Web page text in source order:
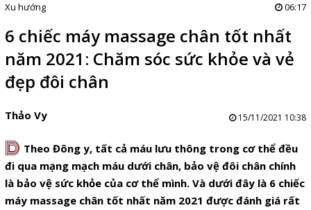
Xu hướng 06:17
6 chiếc máy massage chân tốt nhất
năm 2021: Chăm sóc sức khỏe và vẻ
đẹp đôi chân
Thảo Vy 15/11/2021 10:38
D Theo Đông y,tất cả máu lưu thông trong cơ thể đều
đi qua mạng mạch máu dưới chân, bảo vệ đôi chân chính
là bảo vệ sức khỏe của cơ thể mình. Và dưới đây là 6 chiếc
máy massage chân tốt nhất năm 2021 được đánh giá rất